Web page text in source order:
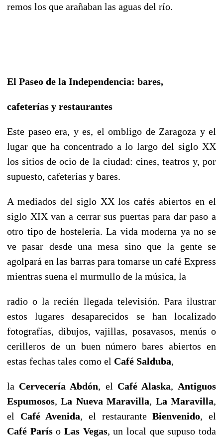
remos los que arañaban las aguas del río.
El Paseo de la Independencia: bares,
cafeterías y restaurantes
Este paseo era, y es, el ombligo de Zaragoza y el
lugar que ha concentrado a lo largo del siglo XX
los sitios de ocio de la ciudad: cines, teatros y, por
supuesto, cafeterías y bares.
A mediados del siglo XX los cafés abiertos en el
siglo XIX van a cerrar sus puertas para dar paso a
otro tipo de hostelería. La vida moderna ya no se
ve pasar desde una mesa sino que la gente se
agolpará en las barras para tomarse un café Express
mientras suena el murmullo de la música, la
radio o la recién llegada televisión. Para ilustrar
estos lugares desaparecidos se han localizado
fotografías, dibujos, vajillas, posavasos, menús o
cerilleros de un buen número bares abiertos en
estas fechas tales como el Café Salduba,
la Cervecería Abdón, el Café Alaska, Antiguos
Espumosos,La Nueva Maravilla, La Maravilla,
el Café Avenida, el restauranteBienvenido, el
Café ParísoLas Vegas, un local que supuso toda